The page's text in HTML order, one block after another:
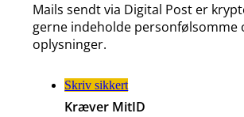
Mails sendt via Digital Post er
gerne indeholde personfølsomme
oplysninger.
Skriv sikkert
Kræver MitID